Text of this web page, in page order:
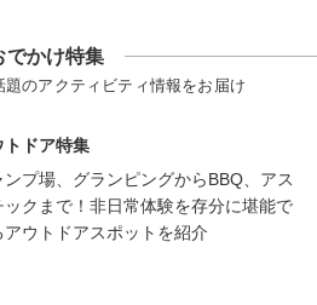
でかけ特集
のアクティビティ情報をお届け
トドア特集
ンプ場、グランピングからBBQ、アス
ックまで！非日常体験を存分に堪能で
アウトドアスポットを紹介